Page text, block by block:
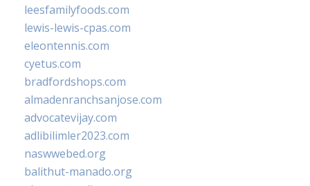
leesfamilyfoods.com
lewis-lewis-cpas.com
eleontennis.com
cyetus.com
bradfordshops.com
almadenranchsanjose.com
advocatevijay.com
adlibilimler2023.com
naswwebed.org
balithut-manado.org